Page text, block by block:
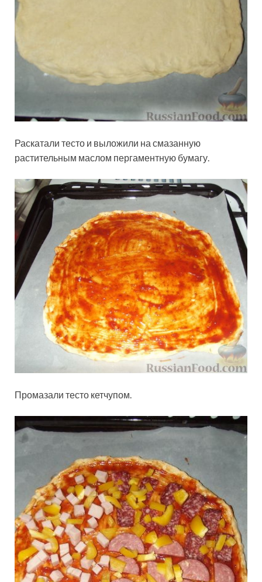
Раскатали тесто и выложили на смазанную
растительным маслом пергаментную бумагу.
Промазали тесто кетчупом.